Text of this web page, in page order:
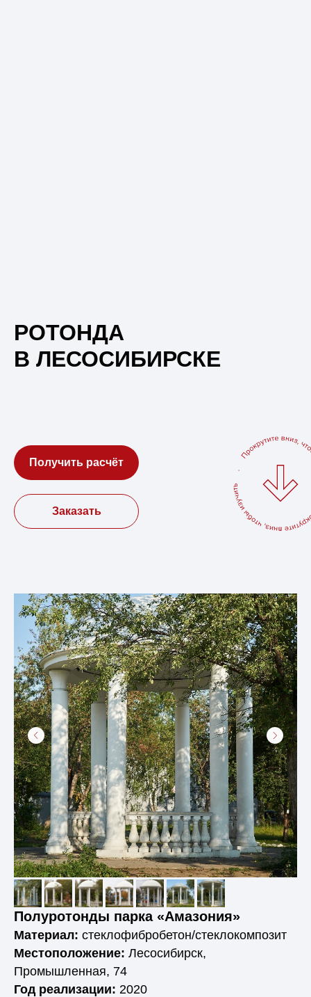
РОТОНДА
В ЛЕСОСИБИРСКЕ
Заказать
Получить расчёт
Полуротонды парка «Амазония»
Материал: стеклофибробетон/стеклокомпозит
Местоположение: Лесосибирск,
Промышленная, 74
Год реализации: 2020